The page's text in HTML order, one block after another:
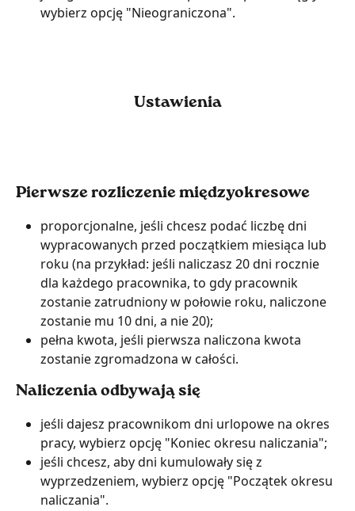
wybierz opcję "Nieograniczona".
Ustawienia
Pierwsze rozliczenie międzyokresowe
proporcjonalne, jeśli chcesz podać liczbę dni
wypracowanych przed początkiem miesiąca lub
roku (na przykład: jeśli naliczasz 20 dni rocznie
dla każdego pracownika, to gdy pracownik
zostanie zatrudniony w połowie roku, naliczone
zostanie mu 10 dni, a nie 20);
pełna kwota, jeśli pierwsza naliczona kwota
zostanie zgromadzona w całości.
Naliczenia odbywają się
jeśli dajesz pracownikom dni urlopowe na okres
pracy, wybierz opcję "Koniec okresu naliczania";
jeśli chcesz, aby dni kumulowały się z
wyprzedzeniem, wybierz opcję "Początek okresu
naliczania".